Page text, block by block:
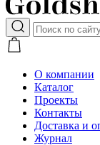
О компании
Каталог
Проекты
Контакты
Доставка и
Журнал